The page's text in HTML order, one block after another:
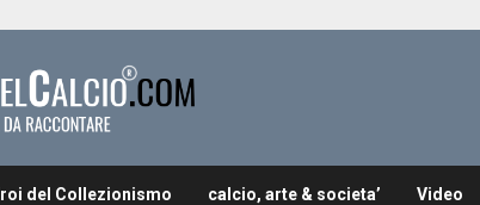
del Collezionismo calcio, arte & societa’ Video